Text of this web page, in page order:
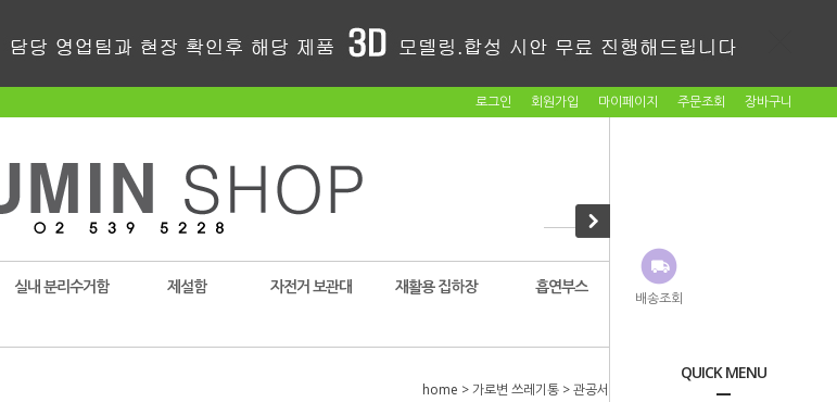
배송조회
QUICK MENU
로그인 회원가입 마이페이지 주문조회 장바구니
실내 분리수거함 제설함 자전거 보관대 재활용 집하장 흡연부스 암롤박스
home >가로변 쓰레기통 >관공서용 > 가로변쓰레기통 BM-W903